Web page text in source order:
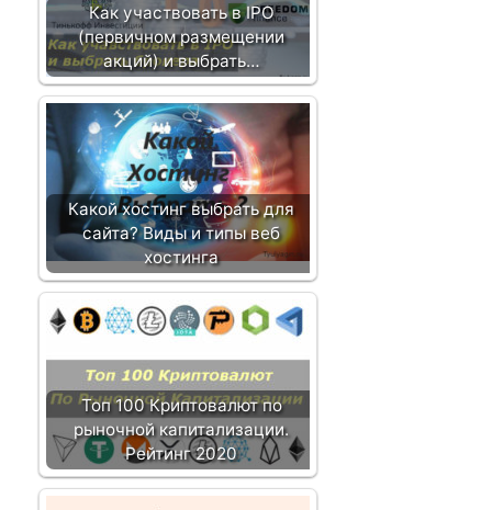
Как участвовать в IPO
(первичном размещении
акций) и выбрать…
Какой хостинг выбрать для
сайта? Виды и типы веб
хостинга
Топ 100 Криптовалют по
рыночной капитализации.
Рейтинг 2020